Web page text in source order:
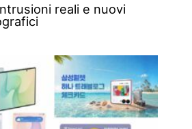
reali e nuovi